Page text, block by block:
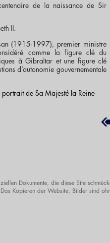
de la naissance de Sir
II.
(1915-1997), premier ministre
comme la figure clé du
à Gibraltar et une figure clé
d’autonomie gouvernementale
de Sa Majesté la Reine
Dokumente, die diese Site
Kopieren der Website, Bilder sind